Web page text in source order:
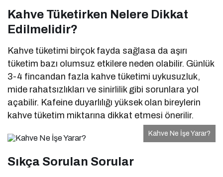
Kahve Tüketirken Nelere Dikkat
Edilmelidir?
Kahve tüketimi birçok fayda sağlasa da aşırı
tüketim bazı olumsuz etkilere neden olabilir. Günlük
3-4 fincandan fazla kahve tüketimi uykusuzluk,
mide rahatsızlıkları ve sinirlilik gibi sorunlara yol
açabilir. Kafeine duyarlılığı yüksek olan bireylerin
kahve tüketim miktarına dikkat etmesi önerilir.
Kahve Ne İşe Yarar?
Sıkça Sorulan Sorular